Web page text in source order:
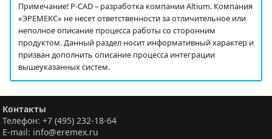
Примечание! P-CAD – разработка компании Altium. Компания
«ЭРЕМЕКС» не несет ответственности за отличительное или
неполное описание процесса работы со сторонним
продуктом. Данный раздел носит информативный характер и
призван дополнить описание процесса интеграции
вышеуказанных систем.
Контакты
Телефон: +7 (495) 232-18-64
E-mail: info@eremex.ru